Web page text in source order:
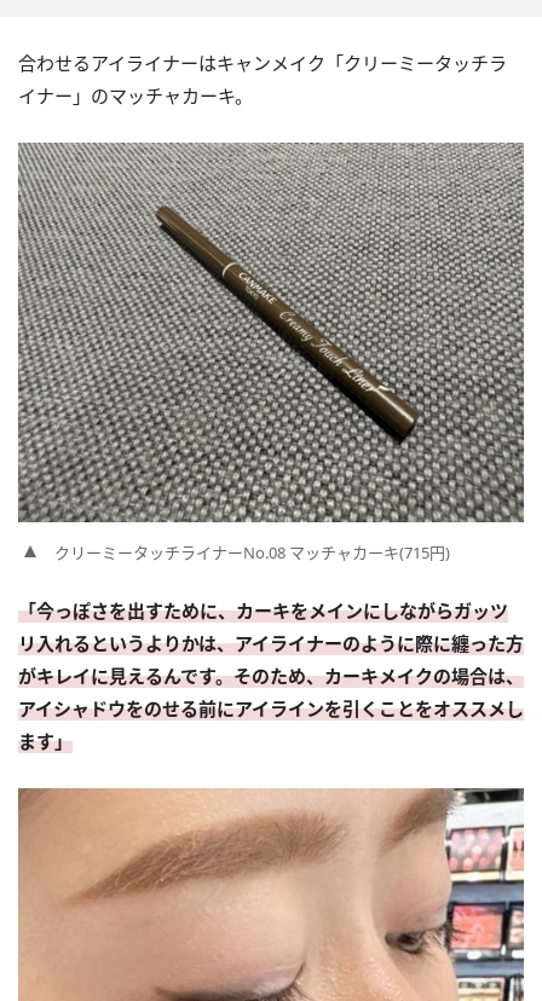
合わせるアイライナーはキャンメイク「クリーミータッチラ
イナー」のマッチャカーキ。
クリーミータッチライナーNo.08 マッチャカーキ(715円)
「今っぽさを出すために、カーキをメインにしながらガッツ
リ入れるというよりかは、アイライナーのように際に纏った方
がキレイに見えるんです。そのため、カーキメイクの場合は、
アイシャドウをのせる前にアイラインを引くことをオススメし
ます」